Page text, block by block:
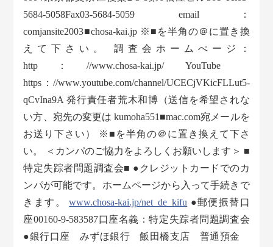
5684-5058Fax03-5684-5059 email：
comjansite2003■chosa-kai.jp ※■を半角の＠に置き換
えて下さい。 調査会ホームぺージ：
http：//www.chosa-kai.jp/ YouTube
https：//www.youtube.com/channel/UCECjVKicFLLut5-
qCvIna9A 発行責任者荒木和博（送信を希望されな
い方、宛先の変更は kumoha551■mac.com宛メールを
お送り下さい） ※■を半角の＠に置き換えて下さ
い。 ＜カンパのご協力をよろしくお願いします＞ ■
特定失踪者問題調査会■ ●クレジットカードでのカ
ンパが可能です。ホームページから入って手続きで
きます。www.chosa-kai.jp/net_de_kifu ●郵便振替口
座00160-9-583587口座名義：特定失踪者問題調査会
●銀行口座 みずほ銀行 飯田橋支店 普通預金